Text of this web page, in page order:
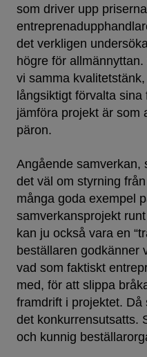
som driver upp
det verkligen
högre för
vi samma
långsiktigt förvalta
jämföra projekt är som
päron.
Angående samverkan,
det väl om styrning
många goda exempel
samverkansprojekt
kan ju också vara en
beställaren godkänner
vad som faktiskt
med, för att slippa
framdrift i projektet.
det konkurrensutsatts.
och kunnig